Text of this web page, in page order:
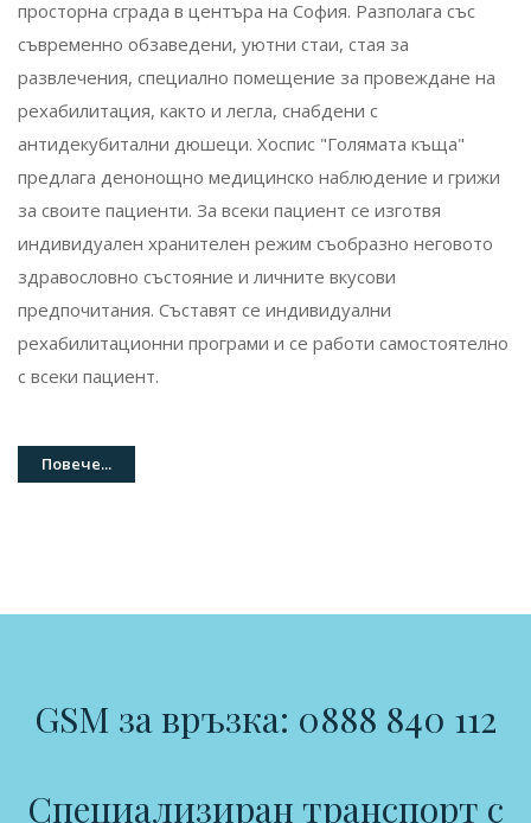
просторна сграда в центъра на София. Разполага със
съвременно обзаведени, уютни стаи, стая за
развлечения, специално помещение за провеждане на
рехабилитация, както и легла, снабдени с
антидекубитални дюшеци. Хоспис "Голямата къща"
предлага денонощно медицинско наблюдение и грижи
за своите пациенти. За всеки пациент се изготвя
индивидуален хранителен режим съобразно неговото
здравословно състояние и личните вкусови
предпочитания. Съставят се индивидуални
рехабилитационни програми и се работи самостоятелно
с всеки пациент.
Повече...
GSM за връзка: 0888 840 112
Специализиран транспорт с